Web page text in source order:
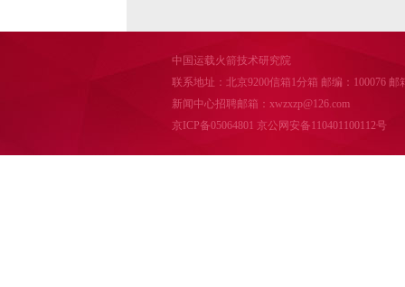
中国运载火箭技术研究院
联系地址：北京9200信箱1分箱 邮编：100076 邮
新闻中心招聘邮箱：xwzxzp@126.com
京ICP备05064801 京公网安备110401100112号